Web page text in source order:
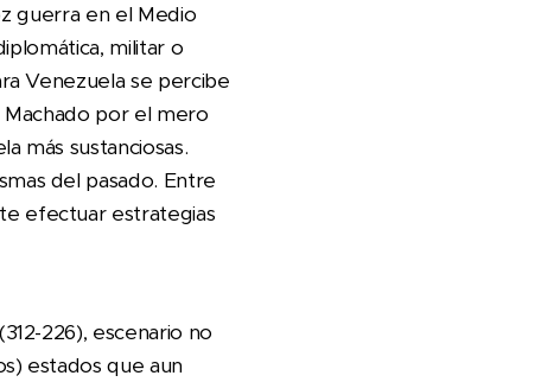
guerra en el Medio
militar o
Venezuela se percibe
por el mero
más sustanciosas.
del pasado. Entre
efectuar estrategias
226), escenario no
estados que aun